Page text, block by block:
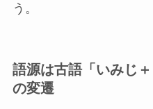
う。
語源は古語「いみじ
の変遷